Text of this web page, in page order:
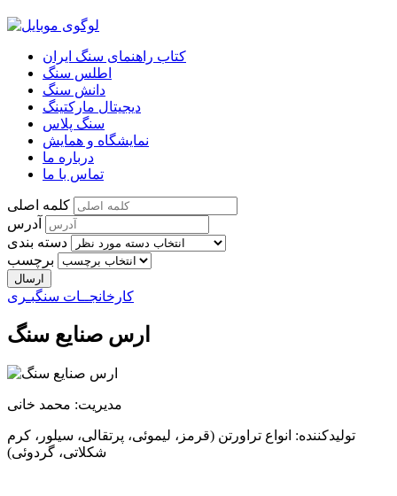
کتاب راهنمای سنگ ایران
اطلس سنگ
دانش سنگ
دیجیتال مارکتینگ
سنگ پلاس
نمایشگاه و همایش
درباره ما
تماس با ما
کلمه اصلی
آدرس
دسته بندی
برچسب
کارخانجــات سنگبـری
ارس صنایع سنگ
مدیریت: محمد خانی
تولیدکننده: انواع تراورتن (قرمز، لیموئی، پرتقالی، سیلور، کرم
شکلاتی، گردوئی)